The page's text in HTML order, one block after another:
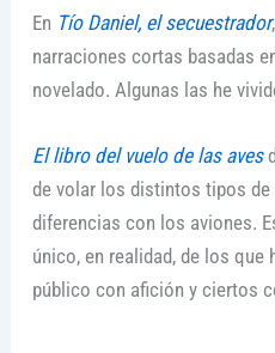
En Tío Daniel, el secuestrador
narraciones cortas basadas
novelado. Algunas las he
El libro del vuelo de las aves
de volar los distintos tipos
diferencias con los aviones.
único, en realidad, de los
público con afición y ciertos